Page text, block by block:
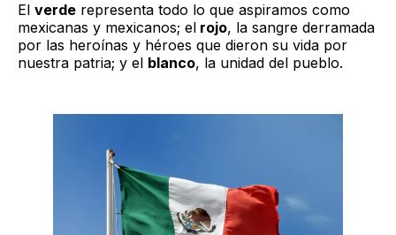
El verde representa todo lo que aspiramos como
mexicanas y mexicanos; el rojo, la sangre derramada
por las heroínas y héroes que dieron su vida por
nuestra patria; y el blanco, la unidad del pueblo.